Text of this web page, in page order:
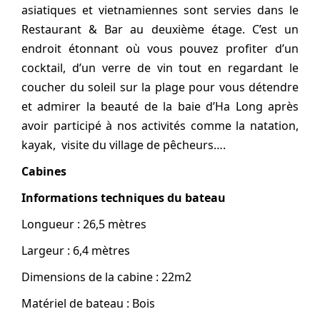
asiatiques et vietnamiennes sont servies dans le
Restaurant & Bar au deuxième étage. C’est un
endroit étonnant où vous pouvez profiter d’un
cocktail, d’un verre de vin tout en regardant le
coucher du soleil sur la plage pour vous détendre
et admirer la beauté de la baie d’Ha Long après
avoir participé à nos activités comme la natation,
kayak, visite du village de pêcheurs….
Cabines
Informations techniques du bateau
Longueur : 26,5 mètres
Largeur : 6,4 mètres
Dimensions de la cabine : 22m2
Matériel de bateau : Bois